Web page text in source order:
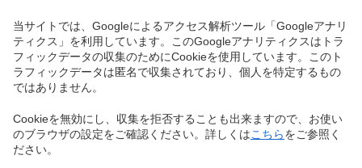
当サイトでは、Googleによるアクセス解析ツール「Googleアナリ
ティクス」を利用しています。このGoogleアナリティクスはトラ
フィックデータの収集のためにCookieを使用しています。このト
ラフィックデータは匿名で収集されており、個人を特定するもの
ではありません。
Cookieを無効にし、収集を拒否することも出来ますので、お使い
のブラウザの設定をご確認ください。詳しくはこちらをご参照く
ださい。